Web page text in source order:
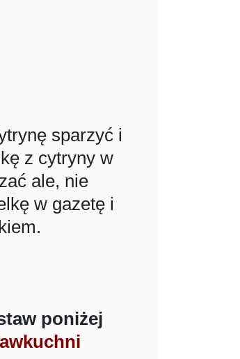
sparzyć i
z cytryny w
ale, nie
w gazetę i
poniżej